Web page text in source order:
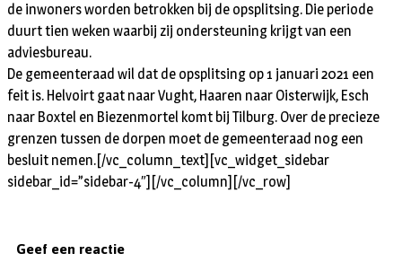
de inwoners worden betrokken bij de opsplitsing. Die periode
duurt tien weken waarbij zij ondersteuning krijgt van een
adviesbureau.
De gemeenteraad wil dat de opsplitsing op 1 januari 2021 een
feit is. Helvoirt gaat naar Vught, Haaren naar Oisterwijk, Esch
naar Boxtel en Biezenmortel komt bij Tilburg. Over de precieze
grenzen tussen de dorpen moet de gemeenteraad nog een
besluit nemen.[/vc_column_text][vc_widget_sidebar
sidebar_id=”sidebar-4″][/vc_column][/vc_row]
Geef een reactie